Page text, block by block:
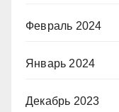
Февраль 2024
Январь 2024
Декабрь 2023